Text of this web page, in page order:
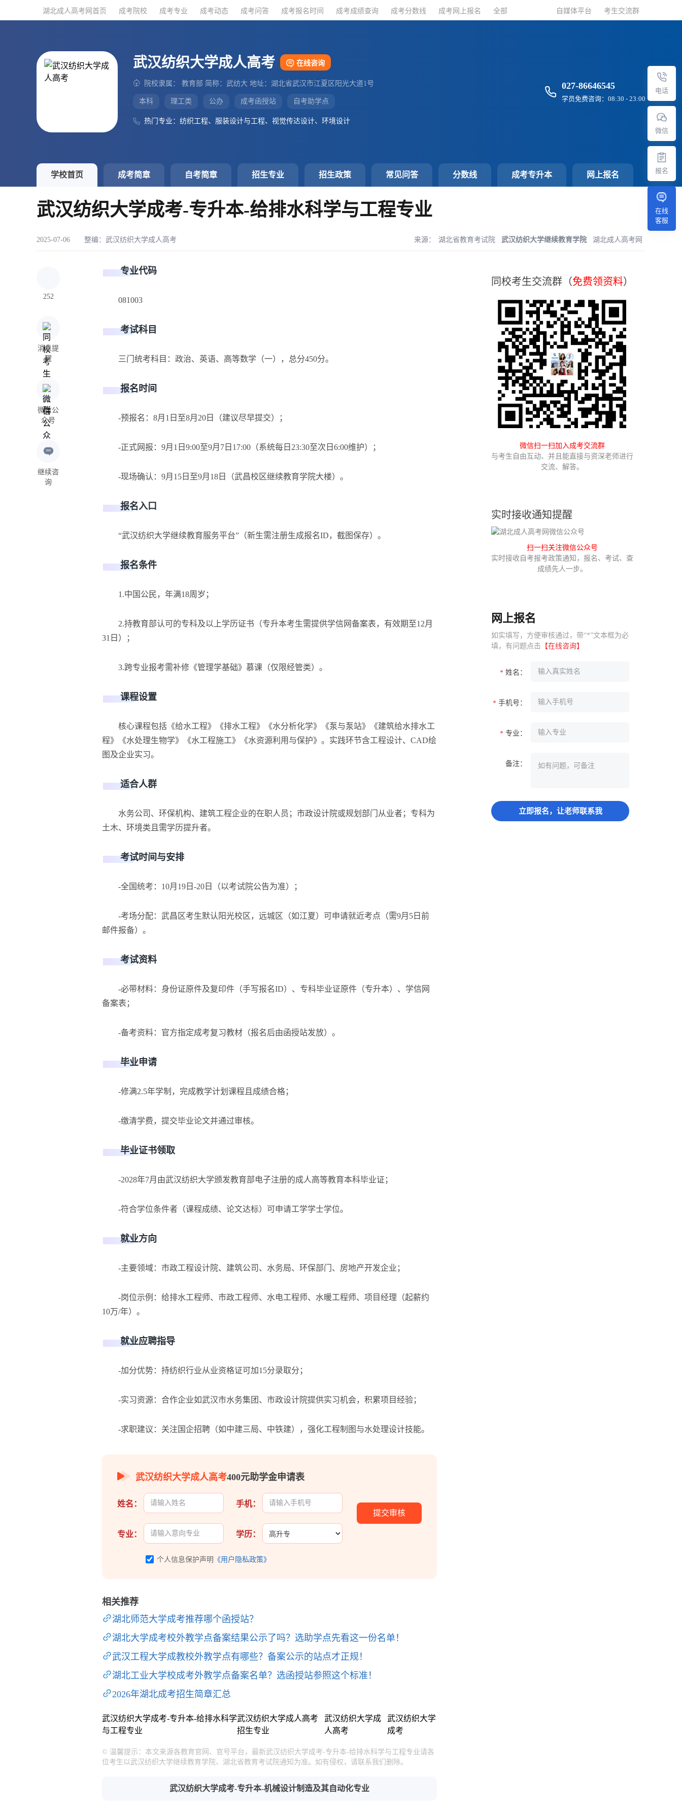
湖北成人高考网首页 成考院校 成考专业 成考动态 成考问答 成考报名时间 成考成绩查询 成考分数线 成考网上报名 全部 自媒体平台 考生交流群
武汉纺织大学成人高考 在线咨询
院校隶属： 教育部 简称：武纺大 地址：湖北省武汉市江夏区阳光大道1号
本科 理工类 公办 成考函授站 自考助学点
热门专业：纺织工程、服装设计与工程、视觉传达设计、环境设计
027-86646545
学员免费咨询：08:30 - 23:00
学校首页 成考简章 自考简章 招生专业 招生政策 常见问答 分数线 成考专升本 网上报名
电话
微信
报名
在线
客服
武汉纺织大学成考-专升本-给排水科学与工程专业
2025-07-06 整编： 武汉纺织大学成人高考 来源： 湖北省教育考试院 武汉纺织大学继续教育学院 湖北成人高考网
252
消息提
醒
微信公
众号
继续咨
询
专业代码
081003
考试科目
三门统考科目：政治、英语、高等数学（一），总分450分。
报名时间
-预报名：8月1日至8月20日（建议尽早提交）；
-正式网报：9月1日9:00至9月7日17:00（系统每日23:30至次日6:00维护）；
-现场确认：9月15日至9月18日（武昌校区继续教育学院大楼）。
报名入口
“武汉纺织大学继续教育服务平台”（新生需注册生成报名ID，截图保存）。
报名条件
1.中国公民，年满18周岁；
2.持教育部认可的专科及以上学历证书（专升本考生需提供学信网备案表，有效期至12月
31日）；
3.跨专业报考需补修《管理学基础》慕课（仅限经管类）。
课程设置
核心课程包括《给水工程》《排水工程》《水分析化学》《泵与泵站》《建筑给水排水工
程》《水处理生物学》《水工程施工》《水资源利用与保护》。实践环节含工程设计、CAD绘
图及企业实习。
适合人群
水务公司、环保机构、建筑工程企业的在职人员；市政设计院或规划部门从业者；专科为
土木、环境类且需学历提升者。
考试时间与安排
-全国统考：10月19日-20日（以考试院公告为准）；
-考场分配：武昌区考生默认阳光校区，远城区（如江夏）可申请就近考点（需9月5日前
邮件报备）。
考试资料
-必带材料：身份证原件及复印件（手写报名ID）、专科毕业证原件（专升本）、学信网
备案表；
-备考资料：官方指定成考复习教材（报名后由函授站发放）。
毕业申请
-修满2.5年学制，完成教学计划课程且成绩合格；
-缴清学费，提交毕业论文并通过审核。
毕业证书领取
-2028年7月由武汉纺织大学颁发教育部电子注册的成人高等教育本科毕业证；
-符合学位条件者（课程成绩、论文达标）可申请工学学士学位。
就业方向
-主要领域：市政工程设计院、建筑公司、水务局、环保部门、房地产开发企业；
-岗位示例：给排水工程师、市政工程师、水电工程师、水暖工程师、项目经理（起薪约
10万/年）。
就业应聘指导
-加分优势：持纺织行业从业资格证可加15分录取分；
-实习资源：合作企业如武汉市水务集团、市政设计院提供实习机会，积累项目经验；
-求职建议：关注国企招聘（如中建三局、中铁建），强化工程制图与水处理设计技能。
武汉纺织大学成人高考400元助学金申请表
姓名： 手机：
专业： 学历：
个人信息保护声明 《用户隐私政策》
相关推荐
湖北师范大学成考推荐哪个函授站？
湖北大学成考校外教学点备案结果公示了吗？选助学点先看这一份名单！
武汉工程大学成教校外教学点有哪些？备案公示的站点才正规！
湖北工业大学校成考外教学点备案名单？选函授站参照这个标准！
2026年湖北成考招生简章汇总
武汉纺织大学成考-专升本-给排水科学
与工程专业
武汉纺织大学成人高考
招生专业
武汉纺织大学成
人高考
武汉纺织大学
成考
© 温馨提示：本文来源各教育官网、官号平台，最新武汉纺织大学成考-专升本-给排水科学与工程专业请各
位考生以武汉纺织大学继续教育学院、湖北省教育考试院通知为准。如有侵权，请联系我们删除。
武汉纺织大学成考-专升本-机械设计制造及其自动化专业
同校考生交流群（免费领资料）
微信扫一扫加入成考交流群
与考生自由互动、并且能直接与资深老师进行
交流、解答。
湖北成人高考网首页 成考院校 成考专业 成考动态 成考问答 成考报名时间 成考成绩查询 成考分数线 成考网上报名 全部 自媒体平台 考生交流群
实时接收通知提醒
扫一扫关注微信公众号
实时接收自考报考政策通知，报名、考试、查
成绩先人一步。
网上报名
如实填写，方便审核通过，带“*”文本框为必
填，有问题点击 【在线咨询】
* 姓名：
* 手机号：
* 专业：
备注：